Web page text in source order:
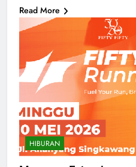
Read More
HIBURAN